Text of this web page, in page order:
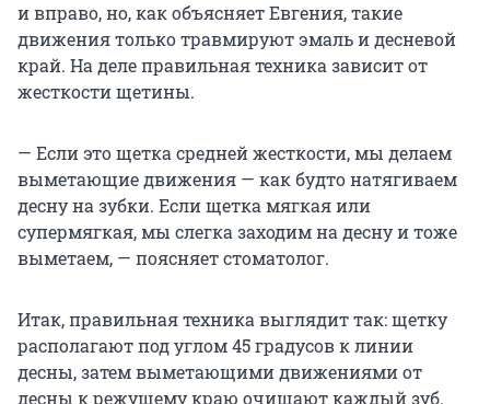
и вправо, но, как объясняет Евгения, такие
движения только травмируют эмаль и десневой
край. На деле правильная техника зависит от
жесткости щетины.
— Если это щетка средней жесткости, мы делаем
выметающие движения — как будто натягиваем
десну на зубки. Если щетка мягкая или
супермягкая, мы слегка заходим на десну и тоже
выметаем, — поясняет стоматолог.
Итак, правильная техника выглядит так: щетку
располагают под углом 45 градусов к линии
десны, затем выметающими движениями от
десны к режущему краю очищают каждый зуб.